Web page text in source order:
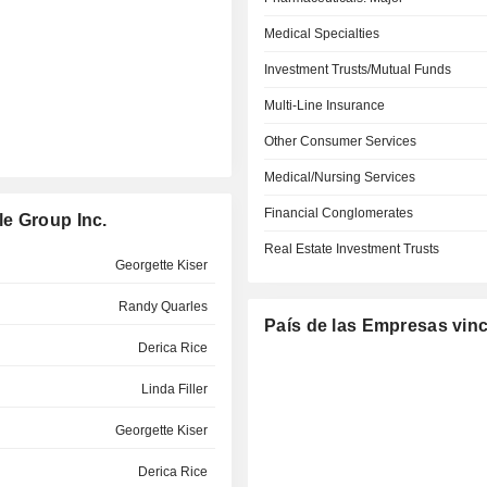
Group Inc.
Georgette Kiser
Randy Quarles
Derica Rice
Linda Filler
Georgette Kiser
Derica Rice
Medical Specialties
Investment Trusts/Mutual Funds
Multi-Line Insurance
Other Consumer Services
Medical/Nursing Services
Financial Conglomerates
Real Estate Investment Trusts
País de las Empresas